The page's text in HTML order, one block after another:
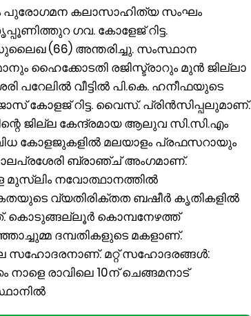
പുരോഗമന കലാസാഹിത്യ സംഘം
ഗവ. കോളേജ് റിട്ട.
(66) അന്തരിച്ചു. സംസ്ഥാന
ഹൈക്കോടതി രജിസ്ട്രാറും മുൻ ജില്ലാ
പറേലിൽ വീട്ടിൽ പി.കെ. ഹനീഫയുടെ
കോളജ് റിട്ട. വൈസ്. പ്രിൻസിപ്പലുമാണ്.
ജില്ല കേന്ദ്രമായ ആലുവ സി.സി.എം
കോളജുകളിൽ മലയാളം പ്രഫസറായും
പാലപ്രശേരി ബ്രാഞ്ച് അംഗമാണ്.
മുസ്ലിം നവോത്ഥാനത്തിൽ
വ്യതിരിക്തത ബഷീർ കൃതികളിൽ
കൊടുങ്ങല്ലൂർ കൊമ്പനേഴത്ത്
ദമ്പതികളുടെ മകളാണ്.
സഹോദരനാണ്. മറ്റ് സഹോദരങ്ങൾ:
രാവിലെ 10ന് ചെങ്ങമനാട്